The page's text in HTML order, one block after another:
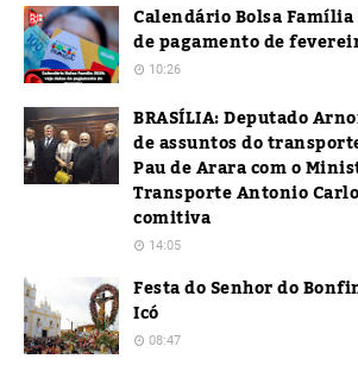
Calendário Bolsa
de pagamento de
10:26
BRASÍLIA: Deputado
de assuntos do
Pau de Arara com o
Transporte Antonio
comitiva
14:05
Festa do Senhor do
Icó
08:47